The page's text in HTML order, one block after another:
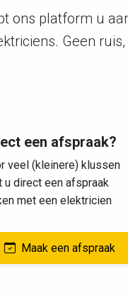
ons platform u
Geen ruis,
een afspraak?
veel (kleinere) klussen
u direct een afspraak
met een elektricien
Maak een afspraak